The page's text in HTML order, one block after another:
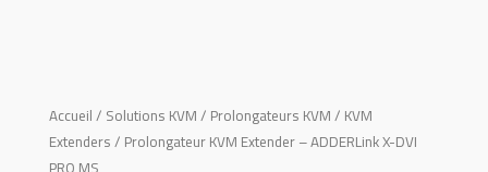
Accueil / Solutions KVM / Prolongateurs KVM / KVM
Extenders / Prolongateur KVM Extender – ADDERLink X-DVI